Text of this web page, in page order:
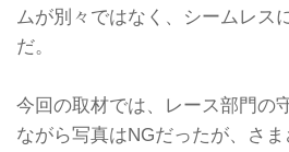
ムが別々ではなく、シームレス
だ。
今回の取材では、レース部門の
ながら写真はNGだったが、さ